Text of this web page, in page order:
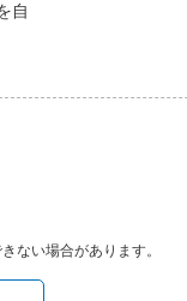
自
ない場合があります。